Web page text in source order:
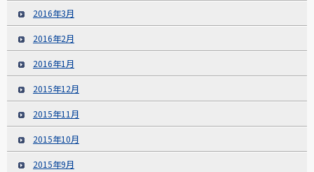
2016年3月
2016年2月
2016年1月
2015年12月
2015年11月
2015年10月
2015年9月